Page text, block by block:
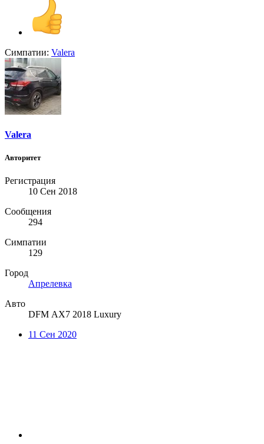
Симпатии: Valera
Valera
Авторитет
Регистрация
10 Сен 2018
Сообщения
294
Симпатии
129
Город
Апрелевка
Авто
DFM АX7 2018 Luxury
11 Сен 2020